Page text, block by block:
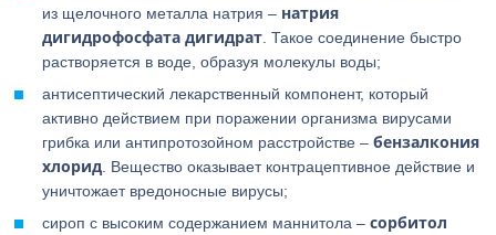
из щелочного металла натрия – натрия
дигидрофосфата дигидрат . Такое соединение быстро
растворяется в воде, образуя молекулы воды;
антисептический лекарственный компонент, который
активно действием при поражении организма вирусами
грибка или антипротозойном расстройстве –бензалкония
хлорид . Вещество оказывает контрацептивное действие и
уничтожает вредоносные вирусы;
сироп с высоким содержанием маннитола –сорбитол